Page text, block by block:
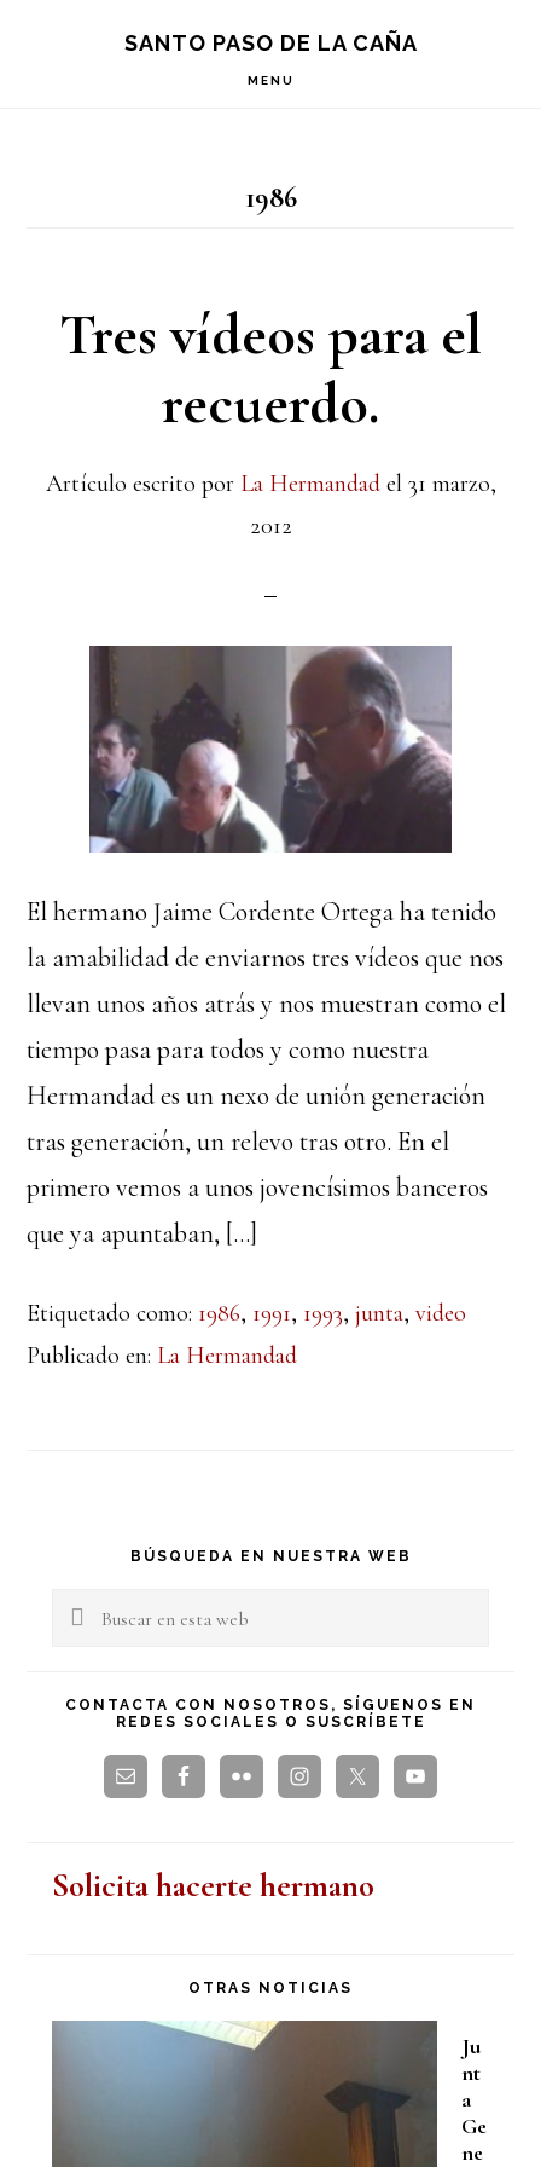
SANTO PASO DE LA CAÑA
MENU
1986
Tres vídeos para el
recuerdo.
Artículo escrito por La Hermandadel 31 marzo,
2012
El hermano Jaime Cordente Ortega ha tenido
la amabilidad de enviarnos tres vídeos que nos
llevan unos años atrás y nos muestran como el
tiempo pasa para todos y como nuestra
Hermandad es un nexo de unión generación
tras generación, un relevo tras otro. En el
primero vemos a unos jovencísimos banceros
que ya apuntaban, […]
Etiquetado como: 1986, 1991, 1993,junta,video
Publicado en: La Hermandad
Barra
lateral
BÚSQUEDA EN NUESTRA WEB
Buscar
esta
CONTACTA CON NOSOTROS, SÍGUENOS EN
REDES SOCIALES O SUSCRÍBETE
Solicita hacerte hermano
OTRAS NOTICIAS
Ju
nt
a
Ge
ne